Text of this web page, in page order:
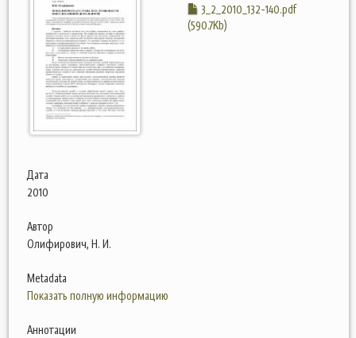
3_2_2010_132-140.pdf
(590.7Kb)
Дата
2010
Автор
Олифирович, Н. И.
Metadata
Показать полную информацию
Аннотации